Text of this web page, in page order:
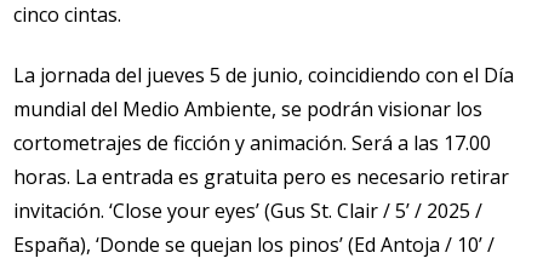
cinco cintas.
La jornada del jueves 5 de junio, coincidiendo con el Día
mundial del Medio Ambiente, se podrán visionar los
cortometrajes de ficción y animación. Será a las 17.00
horas. La entrada es gratuita pero es necesario retirar
invitación. ‘Close your eyes’ (Gus St. Clair / 5’ / 2025 /
España), ‘Donde se quejan los pinos’ (Ed Antoja / 10’ /